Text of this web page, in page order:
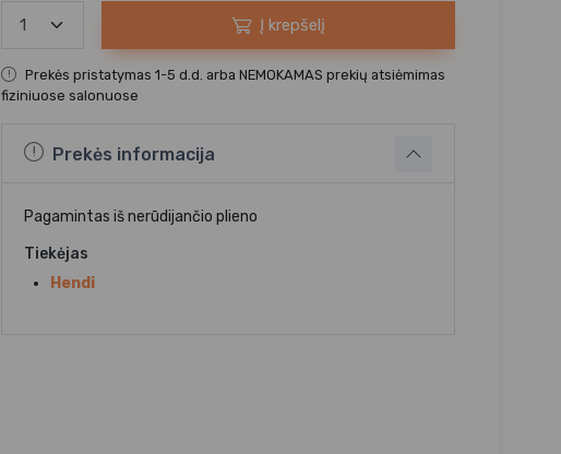
Į krepšelį
Prekės pristatymas 1-5 d.d. arba NEMOKAMAS prekių atsiėmimas
fiziniuose salonuose
Prekės informacija
Pagamintas iš nerūdijančio plieno
Tiekėjas
Hendi